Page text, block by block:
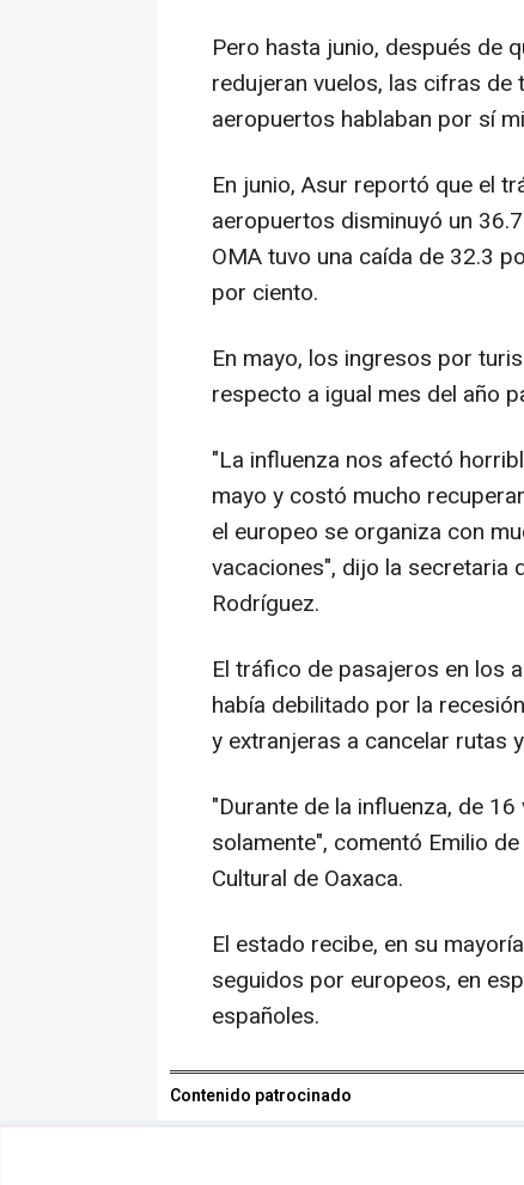
Pero hasta junio, después de
redujeran vuelos, las cifras
aeropuertos hablaban por sí
En junio, Asur reportó que el
aeropuertos disminuyó un
OMA tuvo una caída de 32.3
por ciento.
En mayo, los ingresos por
respecto a igual mes del año
"La influenza nos afectó
mayo y costó mucho
el europeo se organiza con
vacaciones", dijo la secretaria
Rodríguez.
El tráfico de pasajeros en los
había debilitado por la
y extranjeras a cancelar rutas
"Durante de la influenza, de
solamente", comentó Emilio
Cultural de Oaxaca.
El estado recibe, en su
seguidos por europeos, en
españoles.
Contenido patrocinado